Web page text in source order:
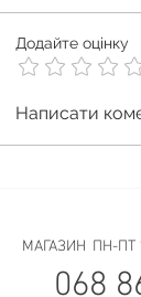
Як
Додайте оцінку
Написати
МАГАЗИН ПН-ПТ
068